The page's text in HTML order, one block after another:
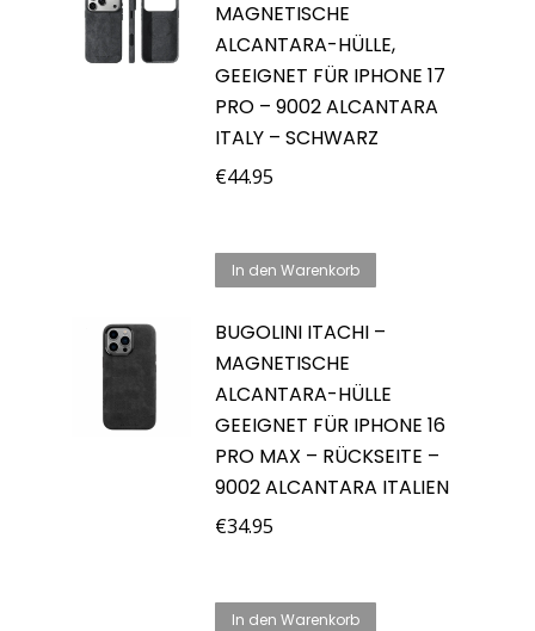
MAGNETISCHE
ALCANTARA-HÜLLE,
GEEIGNET FÜR IPHONE 17
PRO – 9002 ALCANTARA
ITALY – SCHWARZ
€44.95
In den Warenkorb
BUGOLINI ITACHI –
MAGNETISCHE
ALCANTARA-HÜLLE
GEEIGNET FÜR IPHONE 16
PRO MAX – RÜCKSEITE –
9002 ALCANTARA ITALIEN
€34.95
In den Warenkorb